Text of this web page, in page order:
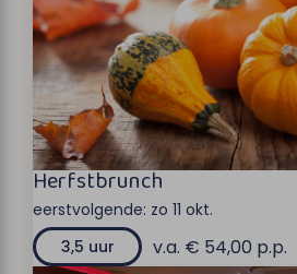
Herfstbrunch
eerstvolgende: zo 11 okt.
3,5 uur
v.a. € 54,00 p.p.